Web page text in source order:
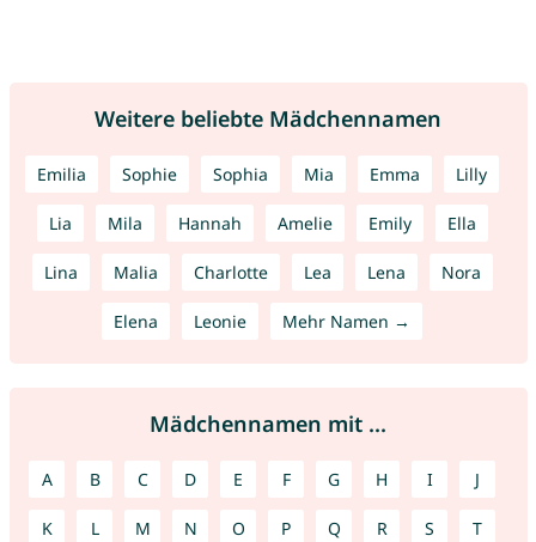
Weitere beliebte Mädchennamen
Emilia Sophie Sophia Mia Emma Lilly
Lia Mila Hannah Amelie Emily Ella
Lina Malia Charlotte Lea Lena Nora
Elena Leonie Mehr Namen →
Mädchennamen mit ...
A B C D E F G H I J
K L M N O P Q R S T